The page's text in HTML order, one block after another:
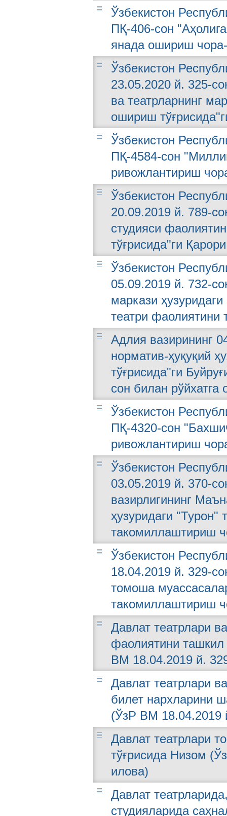
Ўзбекистон
ПҚ-406-сон
янада ошириш чора-
Ўзбекистон
23.05.2020 й. 325-
ва театрларнинг
ошириш
Ўзбекистон
ПҚ-4584-сон
ривожлантириш
Ўзбекистон
20.09.2019 й. 789-
студияси
тўғрисида"ги Қарори
Ўзбекистон
05.09.2019 й. 732-
маркази
театри фаолиятини
Адлия вазирининг
норматив-ҳуқуқий
тўғрисида"ги
сон билан рўйхатга
Ўзбекистон
ПҚ-4320-сон
ривожлантириш
Ўзбекистон
03.05.2019 й. 370-
вазирлигининг
ҳузуридаги "Турон"
такомиллаштириш
Ўзбекистон
18.04.2019 й. 329-
томоша
такомиллаштириш
Давлат театрлари
фаолиятини ташкил
ВМ 18.04.2019 й.
Давлат театрлари
билет нархларини
(ЎзР ВМ 18.04.2019
Давлат театрлари
тўғрисида Низом
илова)
Давлат
студияларида